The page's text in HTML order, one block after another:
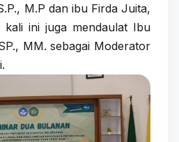
M.P dan ibu Firda Juita,
kali ini juga mendaulat Ibu
MM. sebagai Moderator